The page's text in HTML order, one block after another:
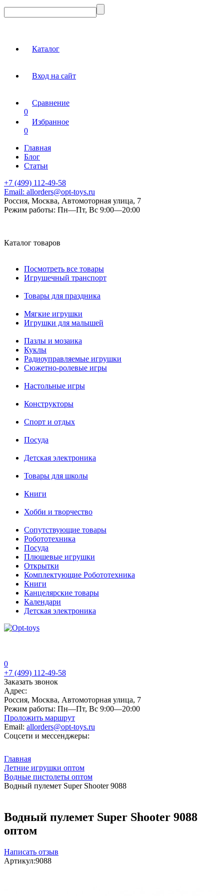
Каталог
Вход на сайт
Сравнение
0
Избранное
0
Главная
Блог
Статьи
+7 (499) 112-49-58
Email: allorders@opt-toys.ru
Россия, Москва, Автомоторная улица, 7
Режим работы: Пн—Пт, Вс 9:00—20:00
Каталог товаров
Посмотреть все товары
Игрушечный транспорт
Товары для праздника
Мягкие игрушки
Игрушки для малышей
Пазлы и мозаика
Куклы
Радиоуправляемые игрушки
Сюжетно-ролевые игры
Настольные игры
Конструкторы
Спорт и отдых
Посуда
Детская электроника
Товары для школы
Книги
Хобби и творчество
Сопутствующие товары
Робототехника
Посуда
Плюшевые игрушки
Открытки
Комплектующие Робототехника
Книги
Канцелярские товары
Календари
Детская электроника
0
+7 (499) 112-49-58
Заказать звонок
Адрес:
Россия, Москва, Автомоторная улица, 7
Режим работы: Пн—Пт, Вс 9:00—20:00
Проложить маршрут
Email: allorders@opt-toys.ru
Соцсети и мессенджеры:
Главная
Летние игрушки оптом
Водные пистолеты оптом
Водный пулемет Super Shooter 9088
Водный пулемет Super Shooter 9088
оптом
Написать отзыв
Артикул:9088